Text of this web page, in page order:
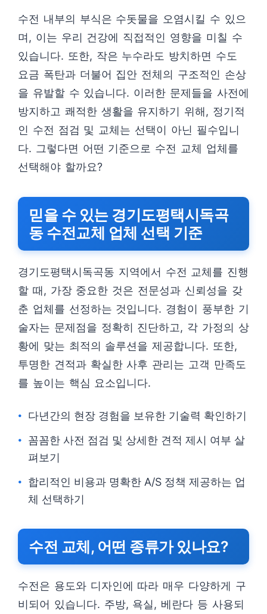
수전 내부의 부식은 수돗물을 오염시킬 수 있으
며, 이는 우리 건강에 직접적인 영향을 미칠 수
있습니다. 또한, 작은 누수라도 방치하면 수도
요금 폭탄과 더불어 집안 전체의 구조적인 손상
을 유발할 수 있습니다. 이러한 문제들을 사전에
방지하고 쾌적한 생활을 유지하기 위해, 정기적
인 수전 점검 및 교체는 선택이 아닌 필수입니
다. 그렇다면 어떤 기준으로 수전 교체 업체를
선택해야 할까요?
믿을 수 있는 경기도평택시독곡
동 수전교체 업체 선택 기준
경기도평택시독곡동 지역에서 수전 교체를 진행
할 때, 가장 중요한 것은 전문성과 신뢰성을 갖
춘 업체를 선정하는 것입니다. 경험이 풍부한 기
술자는 문제점을 정확히 진단하고, 각 가정의 상
황에 맞는 최적의 솔루션을 제공합니다. 또한,
투명한 견적과 확실한 사후 관리는 고객 만족도
를 높이는 핵심 요소입니다.
다년간의 현장 경험을 보유한 기술력 확인하기
꼼꼼한 사전 점검 및 상세한 견적 제시 여부 살
펴보기
합리적인 비용과 명확한 A/S 정책 제공하는 업
체 선택하기
수전 교체, 어떤 종류가 있나요?
수전은 용도와 디자인에 따라 매우 다양하게 구
비되어 있습니다. 주방, 욕실, 베란다 등 사용되